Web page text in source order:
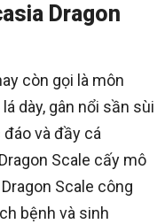
Dragon
còn gọi là môn
dày, gân nổi sần sùi
và đầy cá
Scale cấy mô
Scale công
bệnh và sinh